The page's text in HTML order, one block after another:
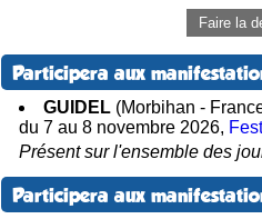
Faire la
Participera aux
GUIDEL (Morbihan -
du 7 au 8 novembre 2026,
Présent sur l'ensemble des
Participera aux